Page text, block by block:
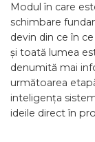
Modul în care
schimbare
devin din ce în
și toată lumea
denumită mai
următoarea
inteligența
ideile direct în